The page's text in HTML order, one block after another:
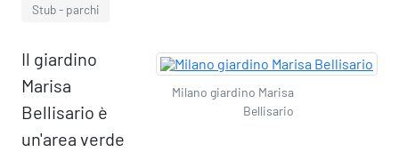
Stub - parchi
Milano giardino Marisa
Bellisario
Il giardino
Marisa
Bellisario è
un'area verde